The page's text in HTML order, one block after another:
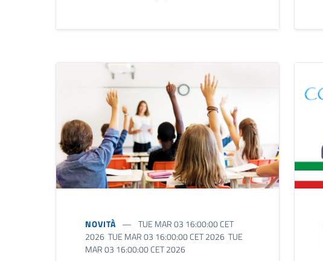
NOVITÀ
TUE MAR 03 16:00:00 CET
2026 TUE MAR 03 16:00:00 CET 2026 TUE
MAR 03 16:00:00 CET 2026